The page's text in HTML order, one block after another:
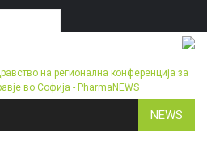
NEWS